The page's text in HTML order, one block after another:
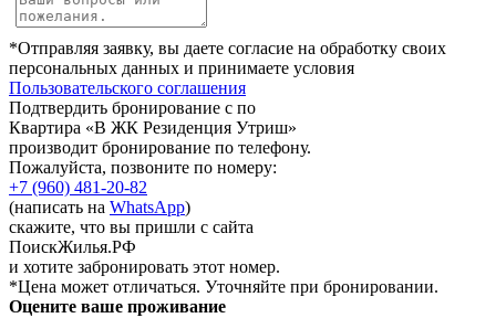
*Отправляя заявку, вы даете согласие на обработку своих
персональных данных и принимаете условия
Пользовательского соглашения
Подтвердить бронирование с по
Квартира «В ЖК Резиденция Утриш»
производит бронирование по телефону.
Пожалуйста, позвоните по номеру:
+7 (960) 481-20-82
(написать на WhatsApp)
скажите, что вы пришли с сайта
ПоискЖилья.РФ
и хотите забронировать этот номер.
*Цена может отличаться. Уточняйте при бронировании.
Оцените ваше проживание